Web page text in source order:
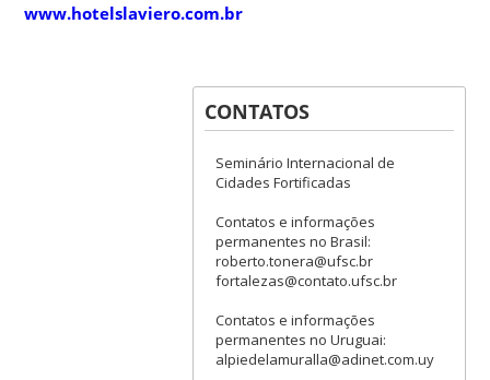
www.hotelslaviero.com.br
CONTATOS
Seminário Internacional de
Cidades Fortificadas
Contatos e informações
permanentes no Brasil:
roberto.tonera@ufsc.br
fortalezas@contato.ufsc.br
Contatos e informações
permanentes no Uruguai:
alpiedelamuralla@adinet.com.uy